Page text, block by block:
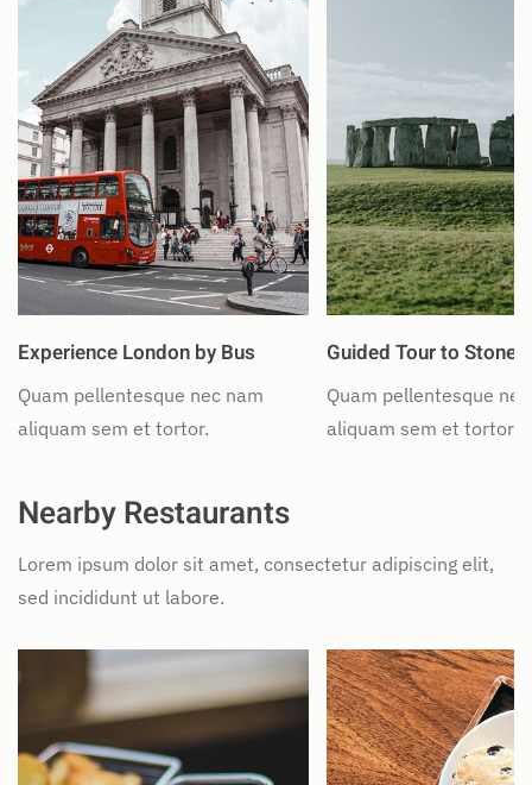
Experience London by Bus
Quam pellentesque nec nam
aliquam sem et tortor.
Guided Tour to
Quam pellentesque
aliquam sem et tortor.
Nearby Restaurants
Lorem ipsum dolor sit amet, consectetur adipiscing elit,
sed incididunt ut labore.